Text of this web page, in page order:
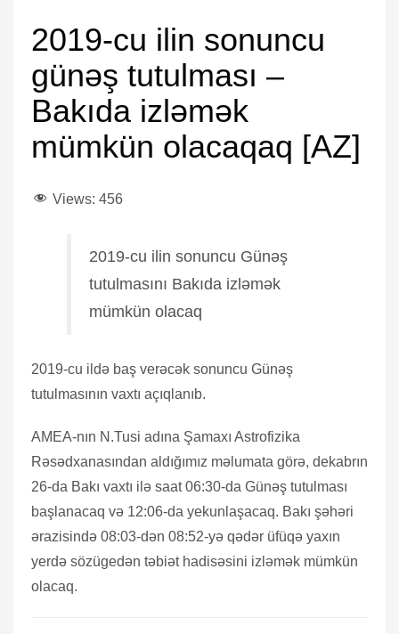
2019-cu ilin sonuncu
günəş tutulması –
Bakıda izləmək
mümkün olacaqaq [AZ]
Views: 456
2019-cu ilin sonuncu Günəş
tutulmasını Bakıda izləmək
mümkün olacaq
2019-cu ildə baş verəcək sonuncu Günəş
tutulmasının vaxtı açıqlanıb.
AMEA-nın N.Tusi adına Şamaxı Astrofizika
Rəsədxanasından aldığımız məlumata görə, dekabrın
26-da Bakı vaxtı ilə saat 06:30-da Günəş tutulması
başlanacaq və 12:06-da yekunlaşacaq. Bakı şəhəri
ərazisində 08:03-dən 08:52-yə qədər üfüqə yaxın
yerdə sözügedən təbiət hadisəsini izləmək mümkün
olacaq.